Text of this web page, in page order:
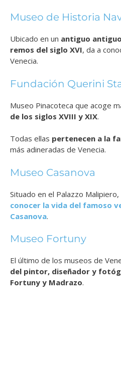
Museo de Historia
Ubicado en un antiguo
remos del siglo XVI, da a
Venecia.
Fundación Querini
Museo Pinacoteca que acoge
de los siglos XVIII y XIX.
Todas ellas pertenecen a la
más adineradas de Venecia.
Museo Casanova
Situado en el Palazzo
conocer la vida del famoso
Casanova.
Museo Fortuny
El último de los museos de
del pintor, diseñador y
Fortuny y Madrazo.